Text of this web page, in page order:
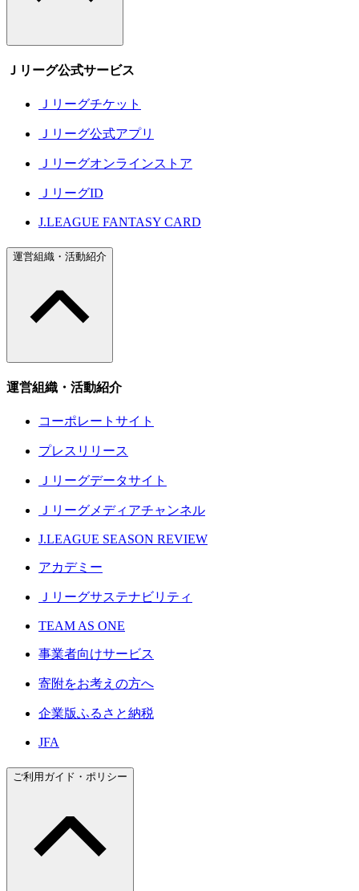
Ｊリーグ公式サービス
Ｊリーグチケット
Ｊリーグ公式アプリ
Ｊリーグオンラインストア
ＪリーグID
J.LEAGUE FANTASY CARD
運営組織・活動紹介
運営組織・活動紹介
コーポレートサイト
プレスリリース
Ｊリーグデータサイト
Ｊリーグメディアチャンネル
J.LEAGUE SEASON REVIEW
アカデミー
Ｊリーグサステナビリティ
TEAM AS ONE
事業者向けサービス
寄附をお考えの方へ
企業版ふるさと納税
JFA
ご利用ガイド・ポリシー